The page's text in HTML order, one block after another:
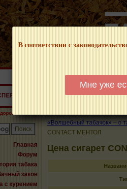
В соответствии с
Мне уже
НАШ ПОРТАЛ –
КАЛЬЯНЫ
Главная
Форум
табака
закон
с курением
«Волшебный табачок» – о
CONTACT МЕНТОЛ
Цена сигарет